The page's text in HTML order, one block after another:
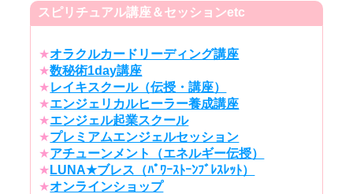
スピリチュアル講座＆セッションetc
★オラクルカードリーディング講座
★数秘術1day講座
★レイキスクール（伝授・講座）
★エンジェリカルヒーラー養成講座
★エンジェル起業スクール
★プレミアムエンジェルセッション
★アチューンメント（エネルギー伝授）
★ LUNA★ブレス（ﾊﾟﾜｰｽﾄｰﾝﾌﾞﾚｽﾚｯﾄ）
★オンラインショップ